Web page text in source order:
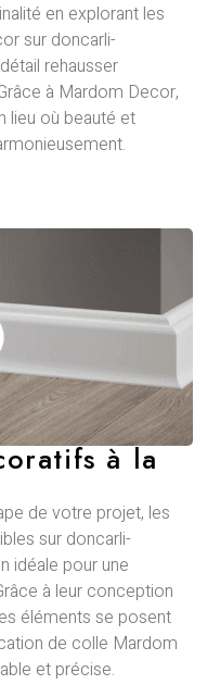
en explorant les
sur doncarli-
rehausser
à Mardom Decor,
lieu où beauté et
à la
de votre projet, les
sur doncarli-
idéale pour une
à leur conception
éléments se posent
de colle Mardom
et précise.